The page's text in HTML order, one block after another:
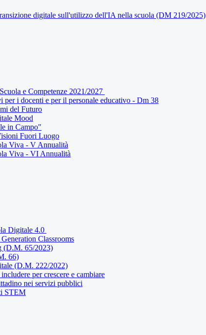
digitale sull'utilizzo dell'IA nella scuola (DM 219/2025)
e Competenze 2021/2027
per i docenti e per il personale educativo - Dm 38
del Futuro
Mood
in Campo"
Fuori Luogo
Viva - V Annualità
Viva - VI Annualità
Digitale 4.0
Classrooms
(D.M. 65/2023)
66)
(D.M. 222/2022)
per crescere e cambiare
nei servizi pubblici
STEM